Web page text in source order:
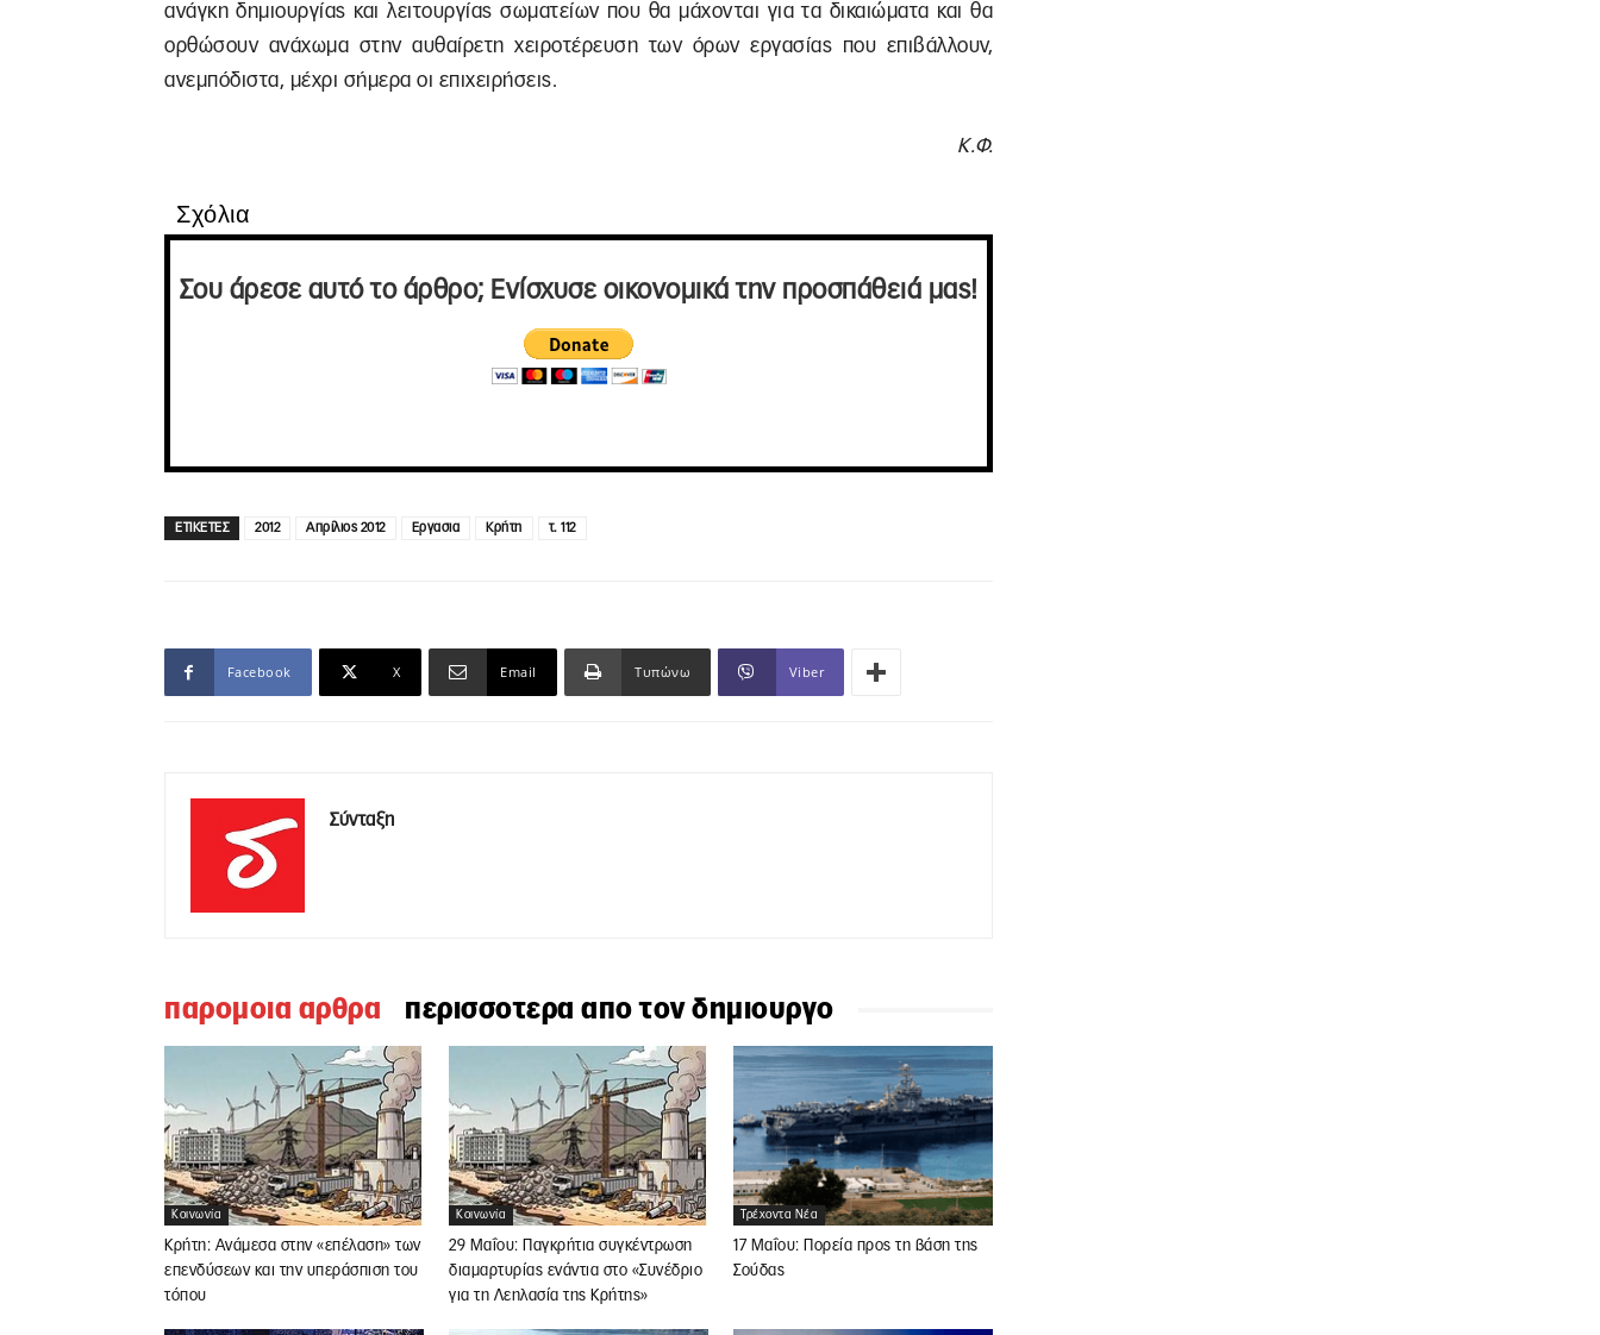
ανάγκη δημιουργίας και λειτουργίας σωματείων που θα μάχονται για τα δικαιώματα και θα
ορθώσουν ανάχωμα στην αυθαίρετη χειροτέρευση των όρων εργασίας που επιβάλλουν,
ανεμπόδιστα, μέχρι σήμερα οι επιχειρήσεις.
Κ.Φ.
Σχόλια
Σου άρεσε αυτό το άρθρο; Ενίσχυσε οικονομικά την προσπάθειά μας!
ΕΤΙΚΕΤΕΣ 2012 Απρίλιος 2012 Εργασια Κρήτη τ. 112
Facebook X Email Τυπώνω Viber
Σύνταξη
παρομοια αρθρα περισσοτερα απο τον δημιουργο
Κοινωνία
Κρήτη: Ανάμεσα στην «επέλαση» των
επενδύσεων και την υπεράσπιση του
τόπου
Κοινωνία
29 Μαΐου: Παγκρήτια συγκέντρωση
διαμαρτυρίας ενάντια στο «Συνέδριο
για τη Λεηλασία της Κρήτης»
Τρέχοντα Νέα
17 Μαΐου: Πορεία προς τη βάση της
Σούδας